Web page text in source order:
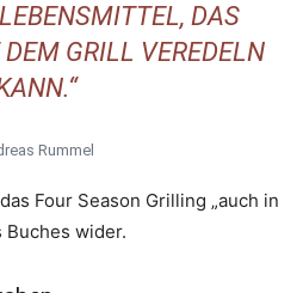
DAS
GRILL VEREDELN
Rummel
Four Season Grilling „auch in
wider.